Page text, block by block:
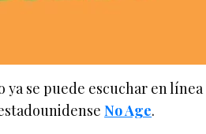
ya se puede escuchar en línea
No Age.